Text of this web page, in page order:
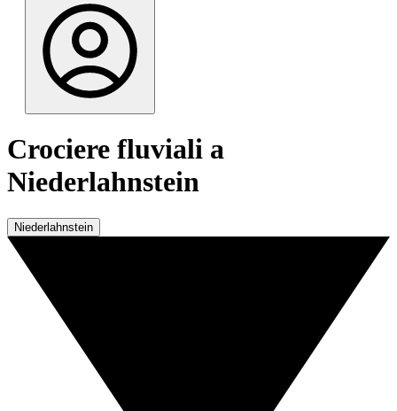
Crociere fluviali a
Niederlahnstein
Niederlahnstein